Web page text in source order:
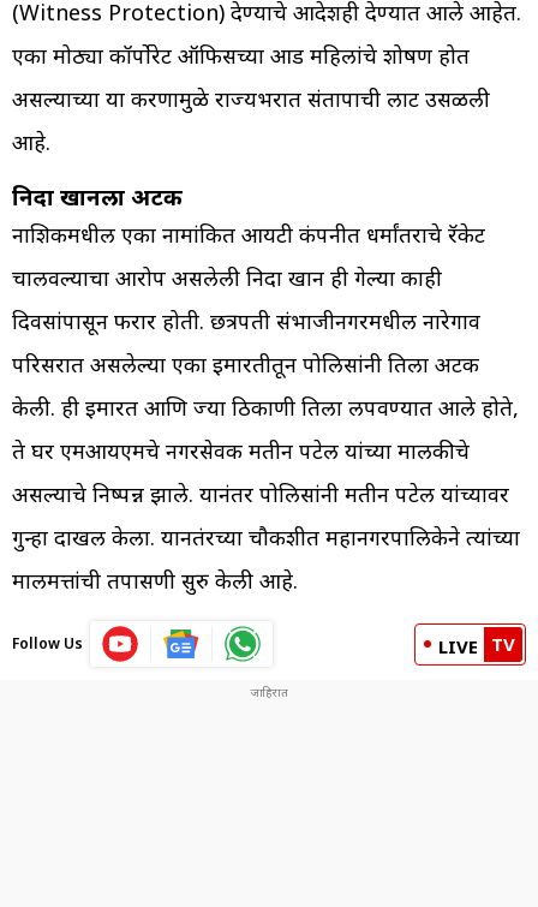
(Witness Protection) देण्याचे आदेशही देण्यात आले आहेत.
एका मोठ्या कॉर्पोरेट ऑफिसच्या आड महिलांचे शोषण होत
असल्याच्या या प्रकरणामुळे राज्यभरात संतापाची लाट उसळली
आहे.
निदा खानला अटक
नाशिकमधील एका नामांकित आयटी कंपनीत धर्मांतराचे रॅकेट
चालवल्याचा आरोप असलेली निदा खान ही गेल्या काही
दिवसांपासून फरार होती. छत्रपती संभाजीनगरमधील नारेगाव
परिसरात असलेल्या एका इमारतीतून पोलिसांनी तिला अटक
केली. ही इमारत आणि ज्या ठिकाणी तिला लपवण्यात आले होते,
ते घर एमआयएमचे नगरसेवक मतीन पटेल यांच्या मालकीचे
असल्याचे निष्पन्न झाले. यानंतर पोलिसांनी मतीन पटेल यांच्यावर
गुन्हा दाखल केला. यानतंरच्या चौकशीत महानगरपालिकेने त्यांच्या
मालमत्तांची तपासणी सुरु केली आहे.
Follow Us LIVE TV